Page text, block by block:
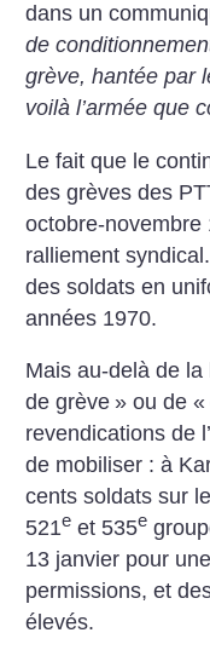
dans un
de
grève, hantée par
voilà l’armée que
Le fait que le
des grèves des
octobre-novembre
ralliement
des soldats en
années 1970.
Mais au-delà de la
de grève » ou de «
revendications de
de mobiliser : à
cents soldats sur
521e et 535e
13 janvier pour
permissions, et
élevés.